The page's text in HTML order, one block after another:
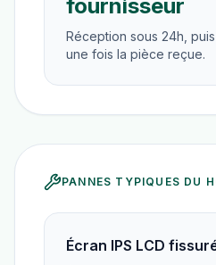
fournisseur
Réception sous 24h,
une fois la pièce reçue.
PANNES TYPIQUES DU
Écran IPS LCD